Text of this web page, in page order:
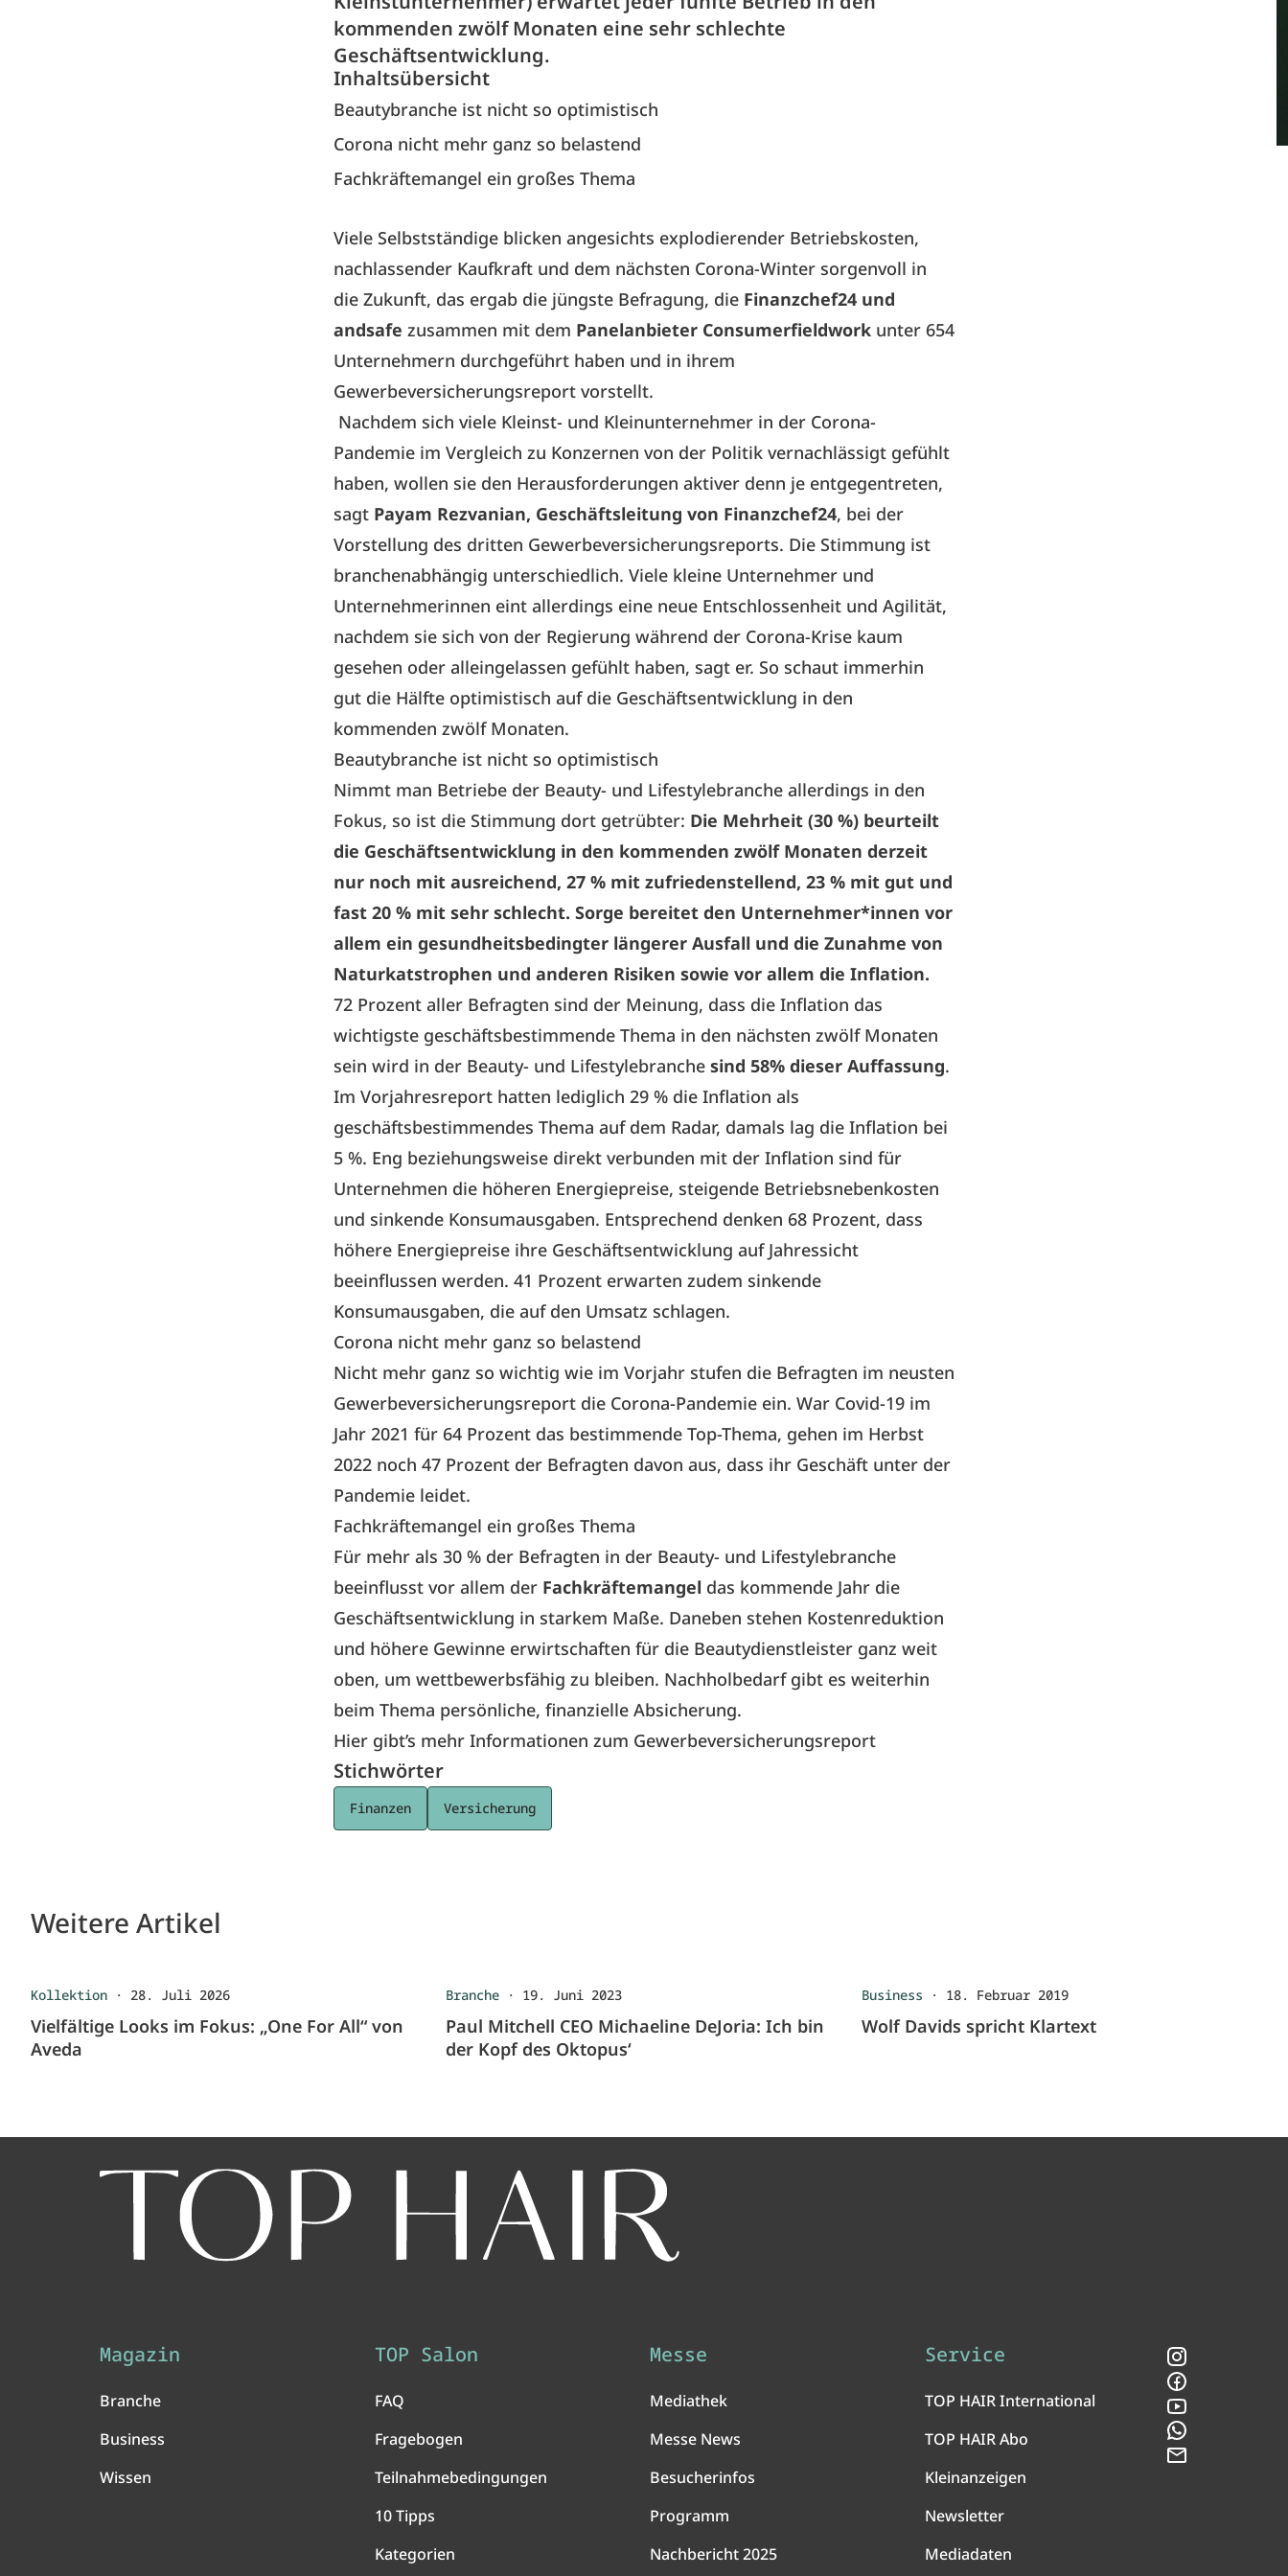
kommenden zwölf Monaten eine sehr schlechte
Geschäftsentwicklung.
Inhaltsübersicht
Beautybranche ist nicht so optimistisch
Corona nicht mehr ganz so belastend
Fachkräftemangel ein großes Thema
Viele Selbstständige blicken angesichts explodierender Betriebskosten,
nachlassender Kaufkraft und dem nächsten Corona-Winter sorgenvoll in
die Zukunft, das ergab die jüngste Befragung, die Finanzchef24 und
andsafe zusammen mit dem Panelanbieter Consumerfieldwork unter 654
Unternehmern durchgeführt haben und in ihrem
Gewerbeversicherungsreport vorstellt.
Nachdem sich viele Kleinst- und Kleinunternehmer in der Corona-
Pandemie im Vergleich zu Konzernen von der Politik vernachlässigt gefühlt
haben, wollen sie den Herausforderungen aktiver denn je entgegentreten,
sagt Payam Rezvanian, Geschäftsleitung von Finanzchef24, bei der
Vorstellung des dritten Gewerbeversicherungsreports. Die Stimmung ist
branchenabhängig unterschiedlich. Viele kleine Unternehmer und
Unternehmerinnen eint allerdings eine neue Entschlossenheit und Agilität,
nachdem sie sich von der Regierung während der Corona-Krise kaum
gesehen oder alleingelassen gefühlt haben, sagt er. So schaut immerhin
gut die Hälfte optimistisch auf die Geschäftsentwicklung in den
kommenden zwölf Monaten.
Beautybranche ist nicht so optimistisch
Nimmt man Betriebe der Beauty- und Lifestylebranche allerdings in den
Fokus, so ist die Stimmung dort getrübter: Die Mehrheit (30 %) beurteilt
die Geschäftsentwicklung in den kommenden zwölf Monaten derzeit
nur noch mit ausreichend, 27 % mit zufriedenstellend, 23 % mit gut und
fast 20 % mit sehr schlecht. Sorge bereitet den Unternehmer*innen vor
allem ein gesundheitsbedingter längerer Ausfall und die Zunahme von
Naturkatstrophen und anderen Risiken sowie vor allem die Inflation.
72 Prozent aller Befragten sind der Meinung, dass die Inflation das
wichtigste geschäftsbestimmende Thema in den nächsten zwölf Monaten
sein wird in der Beauty- und Lifestylebranche sind 58% dieser Auffassung.
Im Vorjahresreport hatten lediglich 29 % die Inflation als
geschäftsbestimmendes Thema auf dem Radar, damals lag die Inflation bei
5 %. Eng beziehungsweise direkt verbunden mit der Inflation sind für
Unternehmen die höheren Energiepreise, steigende Betriebsnebenkosten
und sinkende Konsumausgaben. Entsprechend denken 68 Prozent, dass
höhere Energiepreise ihre Geschäftsentwicklung auf Jahressicht
beeinflussen werden. 41 Prozent erwarten zudem sinkende
Konsumausgaben, die auf den Umsatz schlagen.
Corona nicht mehr ganz so belastend
Nicht mehr ganz so wichtig wie im Vorjahr stufen die Befragten im neusten
Gewerbeversicherungsreport die Corona-Pandemie ein. War Covid-19 im
Jahr 2021 für 64 Prozent das bestimmende Top-Thema, gehen im Herbst
2022 noch 47 Prozent der Befragten davon aus, dass ihr Geschäft unter der
Pandemie leidet.
Fachkräftemangel ein großes Thema
Für mehr als 30 % der Befragten in der Beauty- und Lifestylebranche
beeinflusst vor allem der Fachkräftemangel das kommende Jahr die
Geschäftsentwicklung in starkem Maße. Daneben stehen Kostenreduktion
und höhere Gewinne erwirtschaften für die Beautydienstleister ganz weit
oben, um wettbewerbsfähig zu bleiben. Nachholbedarf gibt es weiterhin
beim Thema persönliche, finanzielle Absicherung.
Hier gibt’s mehr Informationen zum Gewerbeversicherungsreport
Stichwörter
Finanzen Versicherung
Weitere Artikel
Kollektion · 28. Juli 2026
Vielfältige Looks im Fokus: „One For All“ von
Aveda
Branche · 19. Juni 2023
Paul Mitchell CEO Michaeline DeJoria: Ich bin
der Kopf des Oktopus‘
Business · 18. Februar 2019
Wolf Davids spricht Klartext
Magazin
Branche
Business
Wissen
TOP Salon
FAQ
Fragebogen
Teilnahmebedingungen
10 Tipps
Kategorien
Messe
Mediathek
Messe News
Besucherinfos
Programm
Nachbericht 2025
Service
TOP HAIR International
TOP HAIR Abo
Kleinanzeigen
Newsletter
Mediadaten